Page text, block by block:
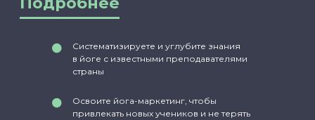
Систематизируете и углубите знания
в йоге с известными преподавателями
страны
Освоите йога-маркетинг, чтобы
привлекать новых учеников и не терять